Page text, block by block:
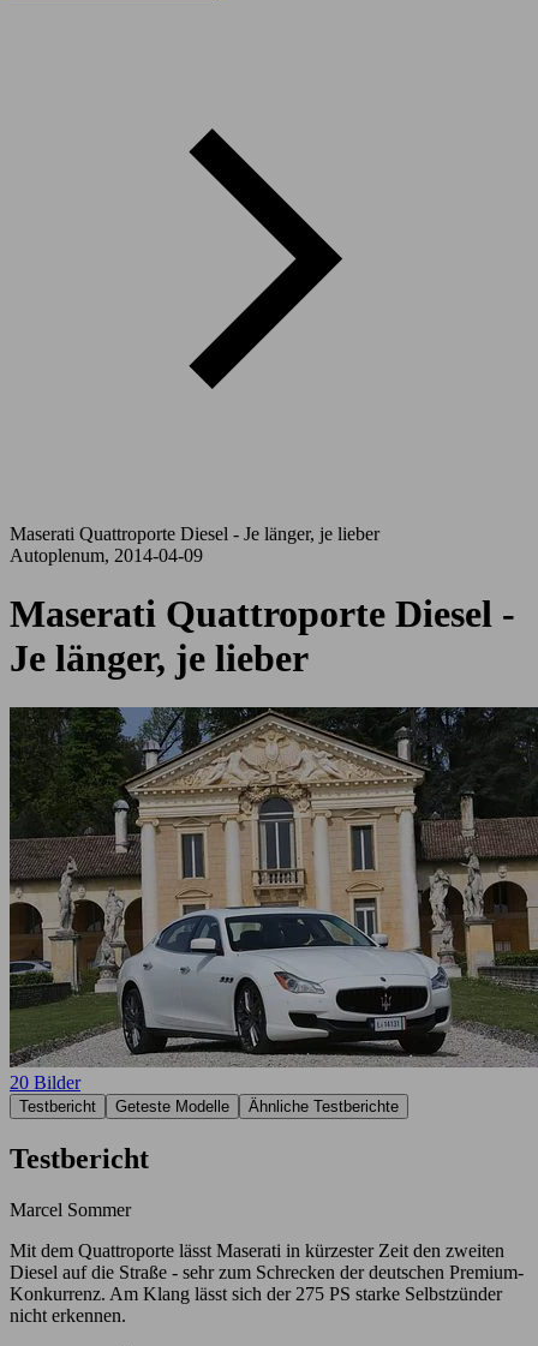
Maserati Quattroporte Diesel - Je länger, je lieber
Autoplenum, 2014-04-09
Maserati Quattroporte Diesel -
Je länger, je lieber
20 Bilder
Testbericht Geteste Modelle Ähnliche Testberichte
Testbericht
Marcel Sommer
Mit dem Quattroporte lässt Maserati in kürzester Zeit den zweiten
Diesel auf die Straße - sehr zum Schrecken der deutschen Premium-
Konkurrenz. Am Klang lässt sich der 275 PS starke Selbstzünder
nicht erkennen.